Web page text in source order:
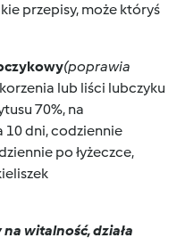
przepisy, może któryś
(poprawia
lub liści lubczyku
70%, na
10 dni, codziennie
po łyżeczce,
witalność, działa